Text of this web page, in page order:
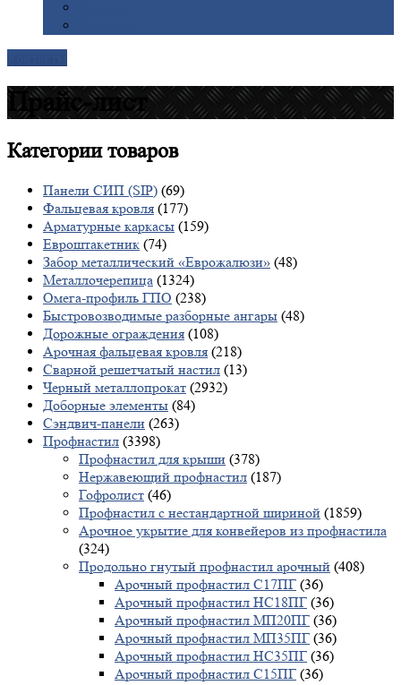
Прайс-лист
Категориитоваров
Панели СИП (SIP) (69)
Фальцевая кровля (177)
Арматурные каркасы (159)
Евроштакетник (74)
Забор металлический «Еврожалюзи» (48)
Металлочерепица (1324)
Омега-профиль ГПО (238)
Быстровозводимые разборные ангары (48)
Дорожные ограждения (108)
Арочная фальцевая кровля (218)
Сварной решетчатый настил (13)
Черный металлопрокат (2932)
Доборные элементы (84)
Сэндвич-панели (263)
Профнастил (3398)
Профнастил для крыши (378)
Нержавеющий профнастил (187)
Гофролист (46)
Профнастил с нестандартной шириной (1859)
Арочное укрытие для конвейеров из профнастила
(324)
Продольно гнутый профнастил арочный (408)
Арочный профнастил С17ПГ (36)
Арочный профнастил НС18ПГ (36)
Арочный профнастил МП20ПГ (36)
Арочный профнастил МП35ПГ (36)
Арочный профнастил НС35ПГ (36)
Арочный профнастил С15ПГ (36)